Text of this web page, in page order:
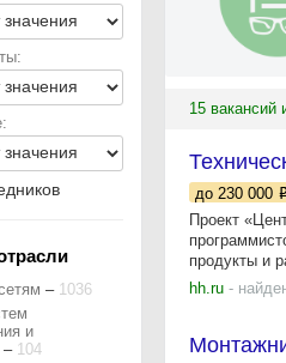
15 вакансий
до 230 000
Проект
продукты и
hh.ru -
– 1036
и
– 104